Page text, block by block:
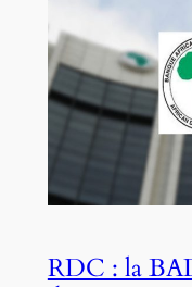
RDC : la